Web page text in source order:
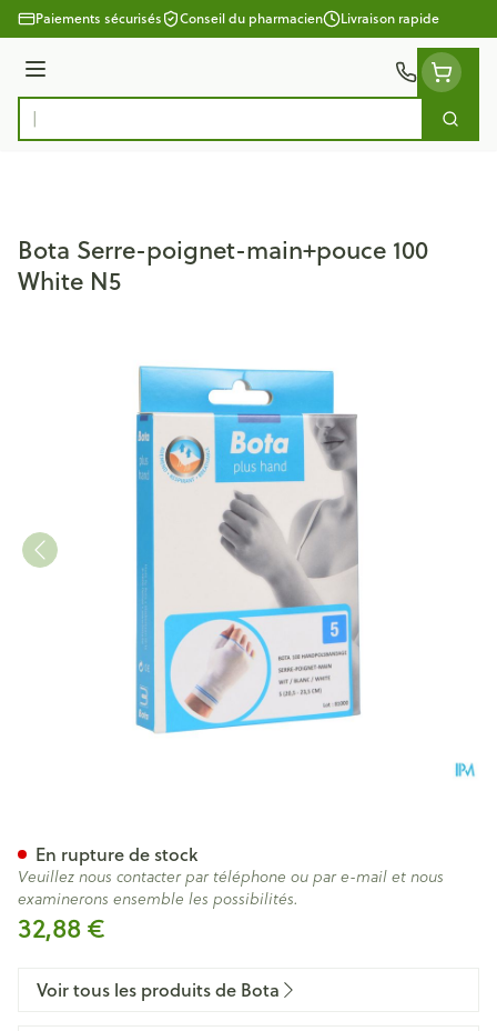
Aller au contenu
Paiements sécurisés Conseil du pharmacien Livraison rapide
Menu
Rechercher
Bota Serre-poignet-main+pouce 100
White N5
32,88 €
En rupture de stock
Veuillez nous contacter par téléphone ou par e-mail et nous
examinerons ensemble les possibilités.
Voir tous les produits de Bota